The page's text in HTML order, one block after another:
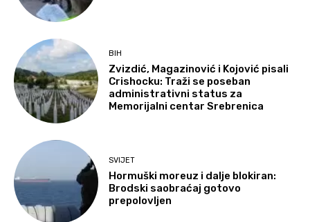
BIH
Zvizdić, Magazinović i Kojović pisali
Crishocku: Traži se poseban
administrativni status za
Memorijalni centar Srebrenica
SVIJET
Hormuški moreuz i dalje blokiran:
Brodski saobraćaj gotovo
prepolovljen